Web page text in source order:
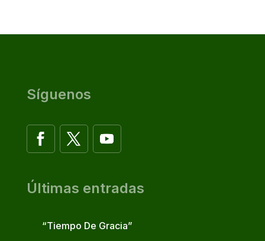
Síguenos
Últimas entradas
“Tiempo De Gracia”